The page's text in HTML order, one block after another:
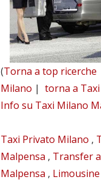
(Torna a top ricerche
Milano | torna a
Info su Taxi Milano
Taxi Privato Milano ,
Malpensa , Transfer
Malpensa ,